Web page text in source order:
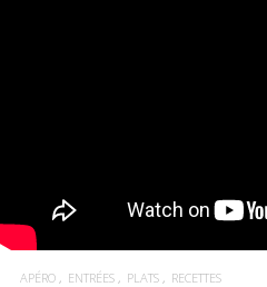
APÉRO ENTRÉES PLATS RECETTES